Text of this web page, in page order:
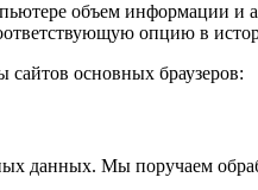
объем информации и
опцию в
основных браузеров:
данных. Мы поручаем